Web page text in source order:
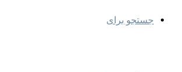
جستجو برای